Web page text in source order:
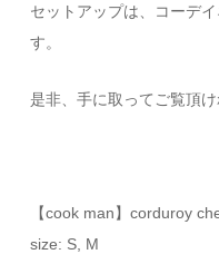
セットアップは、コーデ
す。
是非、手に取ってご覧頂け
【cook man】corduroy
size: S, M